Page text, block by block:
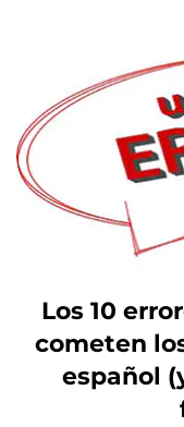
Los 10
cometen
español